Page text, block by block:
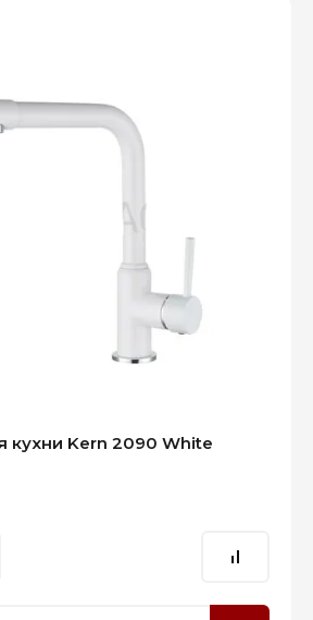
кухни Kern 2090 White